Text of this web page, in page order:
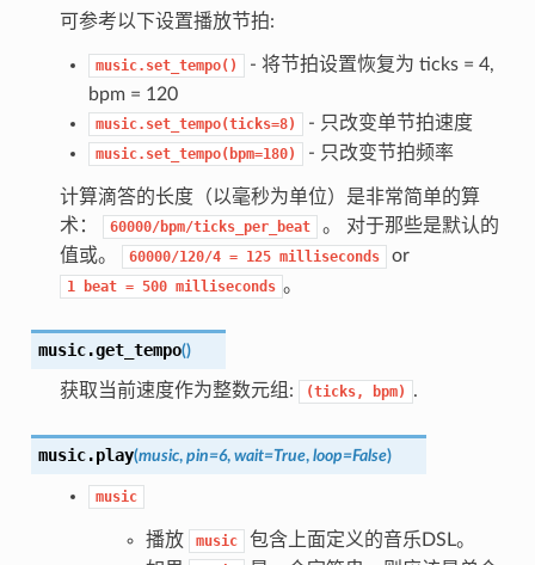
可参考以下设置播放节拍:
music.set_tempo()
- 将节拍设置恢复为 ticks = 4,
bpm = 120
music.set_tempo(ticks=8) - 只改变单节拍速度
music.set_tempo(bpm=180) - 只改变节拍频率
计算滴答的长度（以毫秒为单位）是非常简单的算
术：
60000/bpm/ticks_per_beat
。 对于那些是默认的
值或。
60000/120/4 = 125 milliseconds or
1 beat = 500 milliseconds 。
music.get_tempo()
获取当前速度作为整数元组: (ticks, bpm) .
music.play(music, pin=6, wait=True, loop=False)
music
播放 music
包含上面定义的音乐DSL。